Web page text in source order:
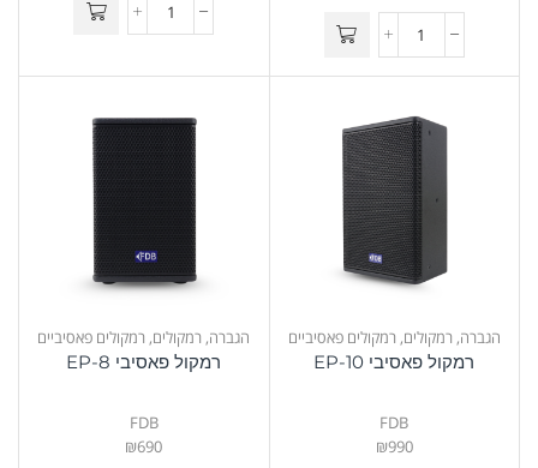
הגברה, רמקולים, רמקולים פאסיביים
רמקול פאסיבי EP-10
FDB
₪990
הגברה, רמקולים, רמקולים פאסיביים
רמקול פאסיבי EP-8
FDB
₪690